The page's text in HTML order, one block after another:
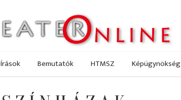
Írások Bemutatók HTMSZ Képügynökség